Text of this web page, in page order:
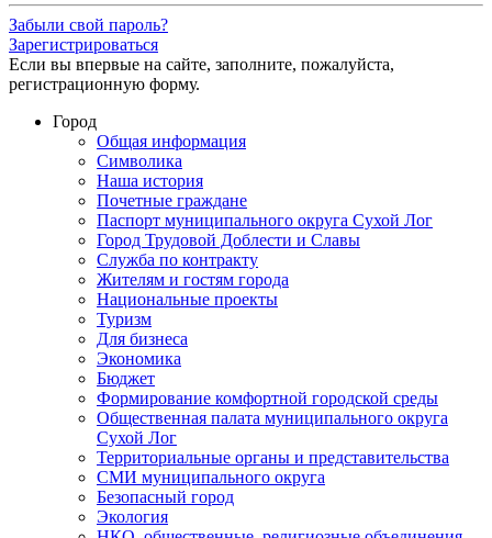
Забыли свой пароль?
Зарегистрироваться
Если вы впервые на сайте, заполните, пожалуйста,
регистрационную форму.
Город
Общая информация
Символика
Наша история
Почетные граждане
Паспорт муниципального округа Сухой Лог
Город Трудовой Доблести и Славы
Служба по контракту
Жителям и гостям города
Национальные проекты
Туризм
Для бизнеса
Экономика
Бюджет
Формирование комфортной городской среды
Общественная палата муниципального округа
Сухой Лог
Территориальные органы и представительства
СМИ муниципального округа
Безопасный город
Экология